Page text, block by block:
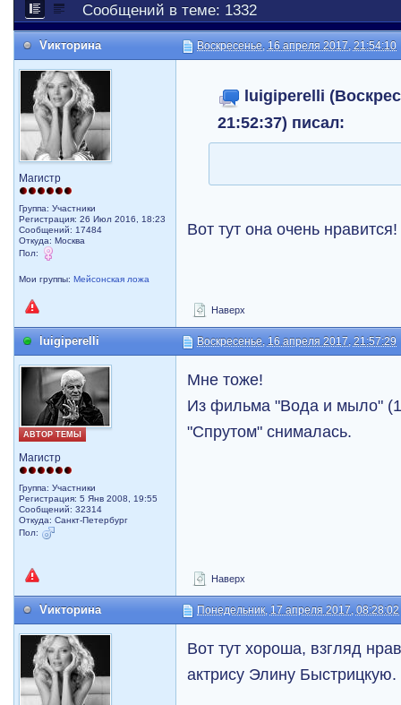
Сообщений в теме: 1332
Vикторина Воскресенье, 16 апреля 2017, 21:54:10
Магистр
Группа: Участники
Регистрация: 26 Июл 2016, 18:23
Сообщений: 17484
Откуда: Москва
Пол:
Мои группы:Мейсонская ложа
luigiperelli
21:52:37) писал:
Вот тут она очень нравится!
Наверх
luigiperelli Воскресенье, 16 апреля 2017, 21:57:29
АВТОР ТЕМЫ
Магистр
Группа: Участники
Регистрация: 5 Янв 2008, 19:55
Сообщений: 32314
Откуда: Санкт-Петербург
Пол:
Мне тоже!
Из фильма "Вода и мыло"
"Спрутом" снималась.
Наверх
Vикторина Понедельник, 17 апреля 2017, 08:28:02
Вот тут хороша, взгляд
актрису Элину Быстрицкую.